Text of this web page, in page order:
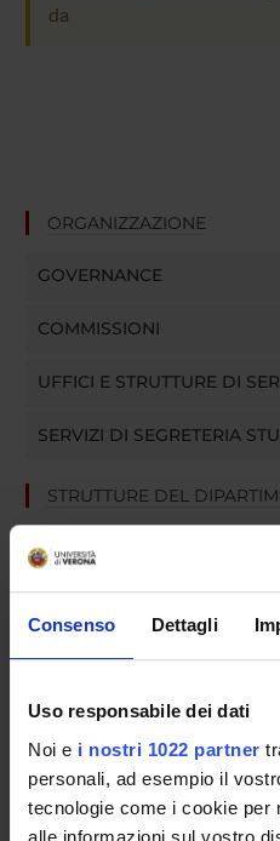
Consenso Dettagli
Uso responsabile dei dati
Noi e i nostri 1022 partner
personali, ad esempio il
tecnologie come i cookie per
alle informazioni sul vostro
da
ORGANIZZAZIONE
GOVERNANCE
COMMISSIONI
UFFICI E STRUTTURE DI
SERVIZI DI SEGRETERIA
STRUTTURE DEL
BIBLIOTECHE
LABORATORI
Contatti
Persone
Luoghi
Calendario